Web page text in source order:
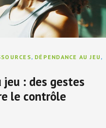
, DÉPENDANCE AU JEU ,
: des gestes
le contrôle